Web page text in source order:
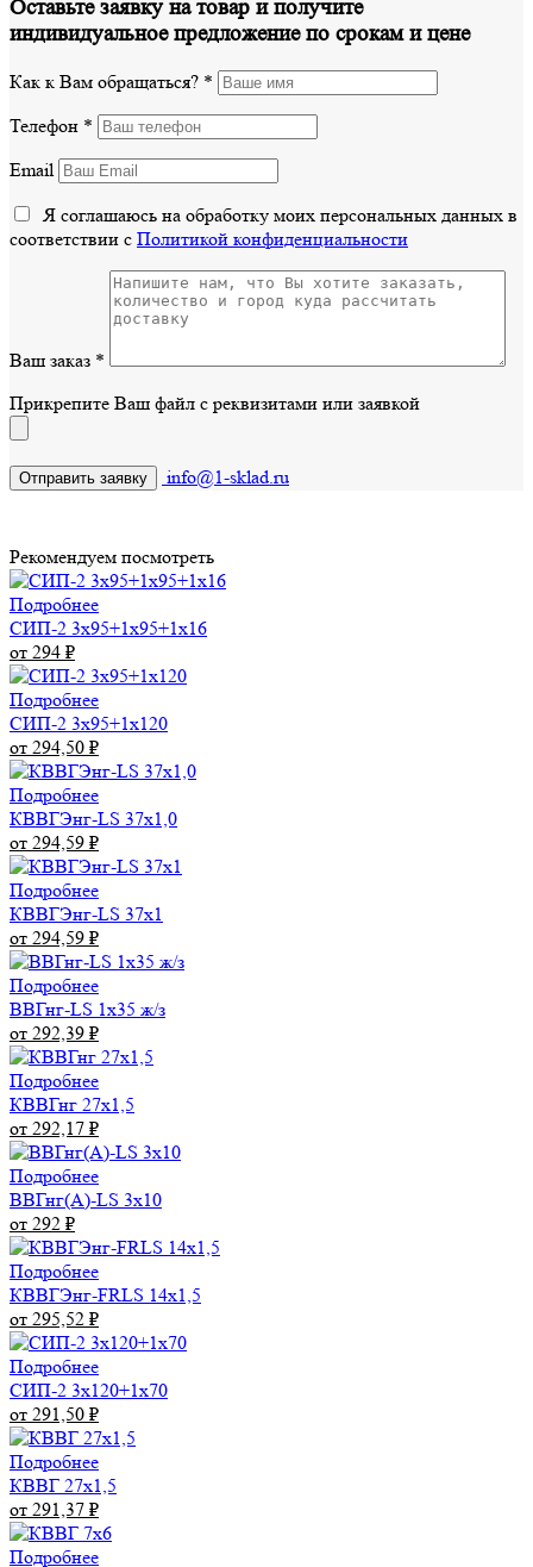
Оставьте заявку на товар и получите
индивидуальное предложение по срокам и цене
Как к Вам обращаться? *
Телефон *
Email
Я соглашаюсь на обработку моих персональных данных в
соответствии с Политикой конфиденциальности
Ваш заказ *
Прикрепите Ваш файл с реквизитами или заявкой
info@1-sklad.ru
Рекомендуем посмотреть
Подробнее
СИП-2 3х95+1х95+1х16
от 294 ₽
Подробнее
СИП-2 3х95+1х120
от 294,50 ₽
Подробнее
КВВГЭнг-LS 37х1,0
от 294,59 ₽
Подробнее
КВВГЭнг-LS 37х1
от 294,59 ₽
Подробнее
ВВГнг-LS 1х35 ж/з
от 292,39 ₽
Подробнее
КВВГнг 27х1,5
от 292,17 ₽
Подробнее
ВВГнг(А)-LS 3x10
от 292 ₽
Подробнее
КВВГЭнг-FRLS 14х1,5
от 295,52 ₽
Подробнее
СИП-2 3х120+1х70
от 291,50 ₽
Подробнее
КВВГ 27х1,5
от 291,37 ₽
Подробнее